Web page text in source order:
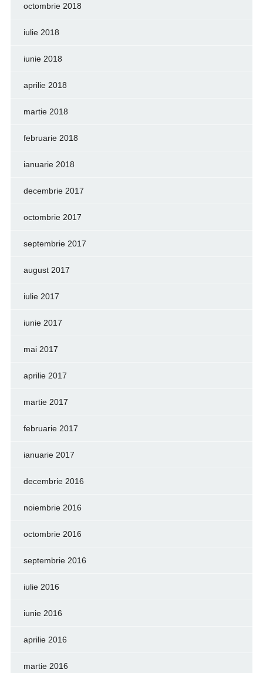
octombrie 2018
iulie 2018
iunie 2018
aprilie 2018
martie 2018
februarie 2018
ianuarie 2018
decembrie 2017
octombrie 2017
septembrie 2017
august 2017
iulie 2017
iunie 2017
mai 2017
aprilie 2017
martie 2017
februarie 2017
ianuarie 2017
decembrie 2016
noiembrie 2016
octombrie 2016
septembrie 2016
iulie 2016
iunie 2016
aprilie 2016
martie 2016